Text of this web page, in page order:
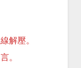
解壓。
。